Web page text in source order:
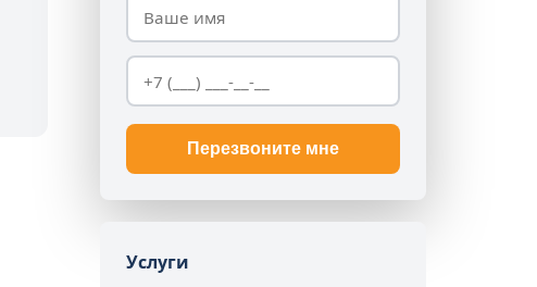
Перезвоните мне
Услуги